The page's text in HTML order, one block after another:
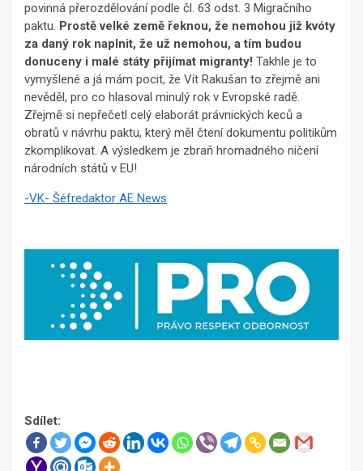
povinná přerozdělování podle čl. 63 odst. 3 Migračního
paktu. Prostě velké země řeknou, že nemohou již kvóty
za daný rok naplnit, že už nemohou, a tím budou
donuceny i malé státy přijímat migranty! Takhle je to
vymyšlené a já mám pocit, že Vít Rakušan to zřejmě ani
nevěděl, pro co hlasoval minulý rok v Evropské radě.
Zřejmě si nepřečetl celý elaborát právnických keců a
obratů v návrhu paktu, který měl čtení dokumentu politikům
zkomplikovat. A výsledkem je zbraň hromadného ničení
národních států v EU!
-VK- Šéfredaktor AE News
Sdílet: